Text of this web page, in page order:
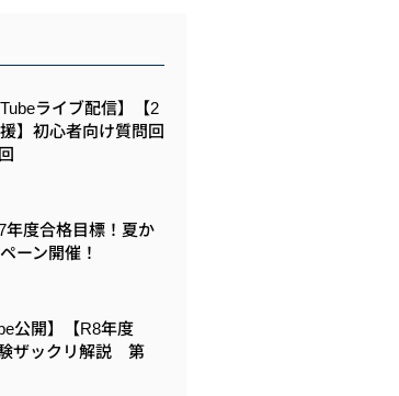
ライブ配信】【2
】初心者向け質問回
年度合格目標！夏か
ーン開催！
公開】【R8年度
ザックリ解説 第